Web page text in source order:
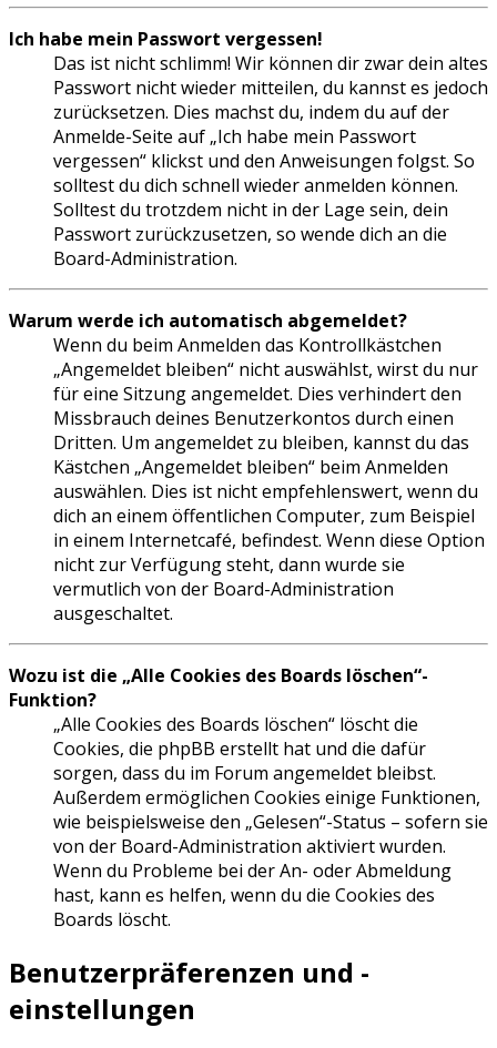
Ich habe mein Passwort vergessen!
Das ist nicht schlimm! Wir können dir zwar dein altes
Passwort nicht wieder mitteilen, du kannst es jedoch
zurücksetzen. Dies machst du, indem du auf der
Anmelde-Seite auf „Ich habe mein Passwort
vergessen“ klickst und den Anweisungen folgst. So
solltest du dich schnell wieder anmelden können.
Solltest du trotzdem nicht in der Lage sein, dein
Passwort zurückzusetzen, so wende dich an die
Board-Administration.
Warum werde ich automatisch abgemeldet?
Wenn du beim Anmelden das Kontrollkästchen
„Angemeldet bleiben“ nicht auswählst, wirst du nur
für eine Sitzung angemeldet. Dies verhindert den
Missbrauch deines Benutzerkontos durch einen
Dritten. Um angemeldet zu bleiben, kannst du das
Kästchen „Angemeldet bleiben“ beim Anmelden
auswählen. Dies ist nicht empfehlenswert, wenn du
dich an einem öffentlichen Computer, zum Beispiel
in einem Internetcafé, befindest. Wenn diese Option
nicht zur Verfügung steht, dann wurde sie
vermutlich von der Board-Administration
ausgeschaltet.
Wozu ist die „Alle Cookies des Boards löschen“-
Funktion?
„Alle Cookies des Boards löschen“ löscht die
Cookies, die phpBB erstellt hat und die dafür
sorgen, dass du im Forum angemeldet bleibst.
Außerdem ermöglichen Cookies einige Funktionen,
wie beispielsweise den „Gelesen“-Status – sofern sie
von der Board-Administration aktiviert wurden.
Wenn du Probleme bei der An- oder Abmeldung
hast, kann es helfen, wenn du die Cookies des
Boards löscht.
Benutzerpräferenzen und -
einstellungen